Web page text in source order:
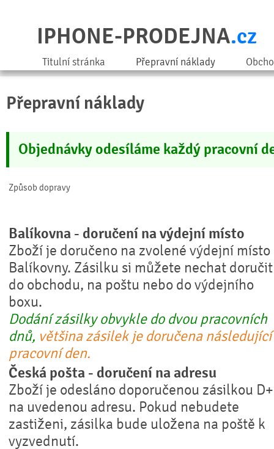
IPHONE-PRODEJNA.cz
Titulní stránka Přepravní náklady
Přepravní náklady
Objednávky odesíláme každý pracovní
Způsob dopravy
Balíkovna - doručení na výdejní místo
Zboží je doručeno na zvolené výdejní místo
Balíkovny. Zásilku si můžete nechat doručit
do obchodu, na poštu nebo do výdejního
boxu.
Dodání zásilky obvykle do dvou pracovních
dnů, většina zásilek je doručena následující
pracovní den.
Česká pošta - doručení na adresu
Zboží je odesláno doporučenou zásilkou
na uvedenou adresu. Pokud nebudete
zastiženi, zásilka bude uložena na poště k
vyzvednutí.